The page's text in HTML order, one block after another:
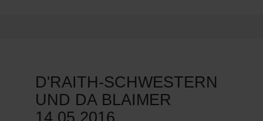
D'RAITH-SCHWESTERN
UND DA BLAIMER
14.05.2016